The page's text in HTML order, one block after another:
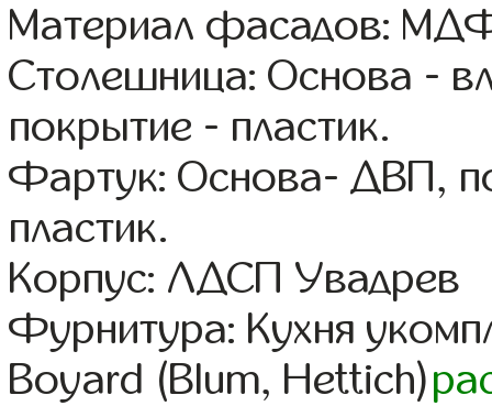
Материал фасадов:
Столешница: Основа -
покрытие - пластик.
Фартук: Основа- ДВП,
пластик.
Корпус: ЛДСП Увадрев
Фурнитура: Кухня
Boyard (Blum, Hettich)